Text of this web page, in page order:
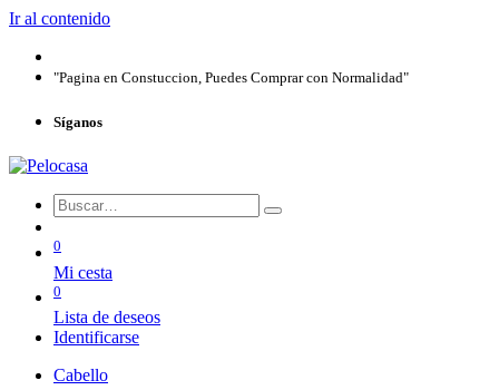
Ir al contenido
"Pagina en Constuccion, Puedes Comprar con Normalidad"
Síganos
0
Mi cesta
0
Lista de deseos
Identificarse
Cabello